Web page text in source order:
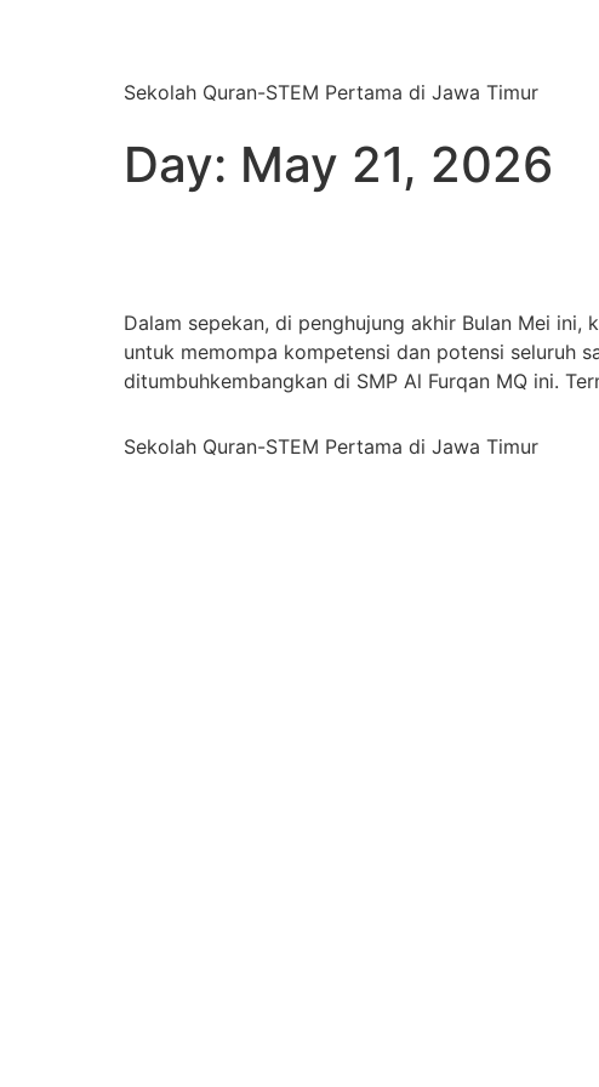
Sekolah Quran-STEM Pertama di Jawa Timur
Day: May 21, 2026
Dalam sepekan, di penghujung akhir Bulan Mei
untuk memompa kompetensi dan potensi seluruh
ditumbuhkembangkan di SMP Al Furqan MQ ini.
Sekolah Quran-STEM Pertama di Jawa Timur